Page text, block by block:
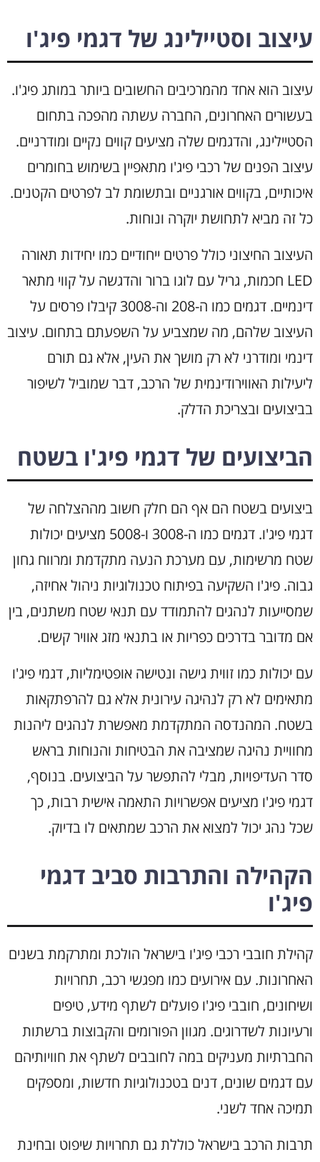
עיצוב וסטיילינג של דגמי פיג'ו
עיצוב הוא אחד מהמרכיבים החשובים ביותר במותג פיג'ו.
בעשורים האחרונים, החברה עשתה מהפכה בתחום
הסטיילינג, והדגמים שלה מציעים קווים נקיים ומודרניים.
עיצוב הפנים של רכבי פיג'ו מתאפיין בשימוש בחומרים
איכותיים, בקווים אורגניים ובתשומת לב לפרטים הקטנים.
כל זה מביא לתחושת יוקרה ונוחות.
העיצוב החיצוני כולל פרטים ייחודיים כמו יחידות תאורה
LED חכמות, גריל עם לוגו ברור והדגשה על קווי מתאר
דינמיים. דגמים כמו ה-208 וה-3008 קיבלו פרסים על
העיצוב שלהם, מה שמצביע על השפעתם בתחום. עיצוב
דינמי ומודרני לא רק מושך את העין, אלא גם תורם
ליעילות האווירודינמית של הרכב, דבר שמוביל לשיפור
בביצועים ובצריכת הדלק.
הביצועים של דגמי פיג'ו בשטח
ביצועים בשטח הם אף הם חלק חשוב מההצלחה של
דגמי פיג'ו. דגמים כמו ה-3008 ו-5008 מציעים יכולות
שטח מרשימות, עם מערכת הנעה מתקדמת ומרווח גחון
גבוה. פיג'ו השקיעה בפיתוח טכנולוגיות ניהול אחיזה,
שמסייעות לנהגים להתמודד עם תנאי שטח משתנים, בין
אם מדובר בדרכים כפריות או בתנאי מזג אוויר קשים.
עם יכולות כמו זווית גישה ונטישה אופטימליות, דגמי פיג'ו
מתאימים לא רק לנהיגה עירונית אלא גם להרפתקאות
בשטח. המהנדסה המתקדמת מאפשרת לנהגים ליהנות
מחוויית נהיגה שמציבה את הבטיחות והנוחות בראש
סדר העדיפויות, מבלי להתפשר על הביצועים. בנוסף,
דגמי פיג'ו מציעים אפשרויות התאמה אישית רבות, כך
שכל נהג יכול למצוא את הרכב שמתאים לו בדיוק.
הקהילה והתרבות סביב דגמי
פיג'ו
קהילת חובבי רכבי פיג'ו בישראל הולכת ומתרקמת בשנים
האחרונות. עם אירועים כמו מפגשי רכב, תחרויות
ושיחונים, חובבי פיג'ו פועלים לשתף מידע, טיפים
ורעיונות לשדרוגים. מגוון הפורומים והקבוצות ברשתות
החברתיות מעניקים במה לחובבים לשתף את חוויותיהם
עם דגמים שונים, דנים בטכנולוגיות חדשות, ומספקים
תמיכה אחד לשני.
תרבות הרכב בישראל כוללת גם תחרויות שיפוט ובחינת